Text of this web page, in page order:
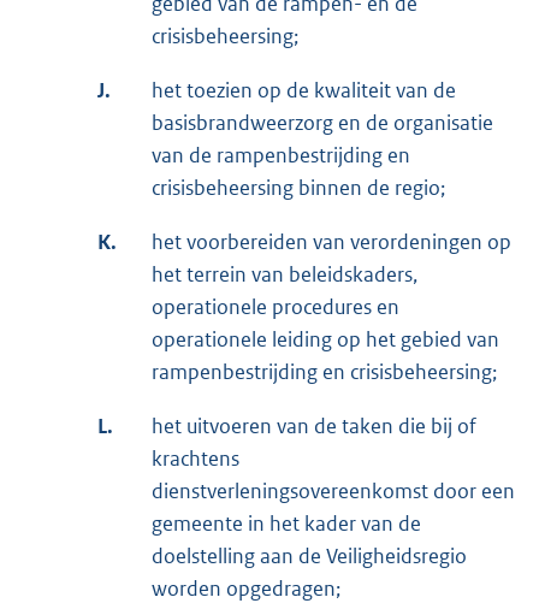
crisisbeheersing;
J.
het toezien op de kwaliteit van de
basisbrandweerzorg en de organisatie
van de rampenbestrijding en
crisisbeheersing binnen de regio;
K.
het voorbereiden van verordeningen op
het terrein van beleidskaders,
operationele procedures en
operationele leiding op het gebied van
rampenbestrijding en crisisbeheersing;
L.
het uitvoeren van de taken die bij of
krachtens
dienstverleningsovereenkomst door een
gemeente in het kader van de
doelstelling aan de Veiligheidsregio
worden opgedragen;